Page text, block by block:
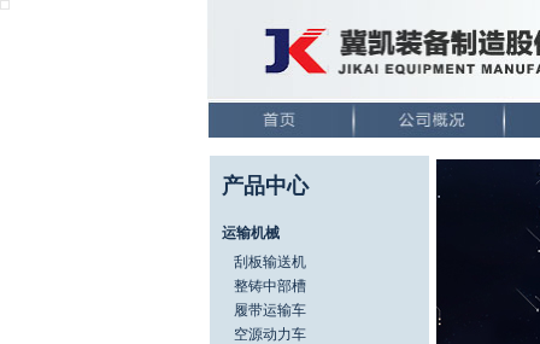
产品中心
运输机械
刮板输送机
整铸中部槽
履带运输车
空源动力车